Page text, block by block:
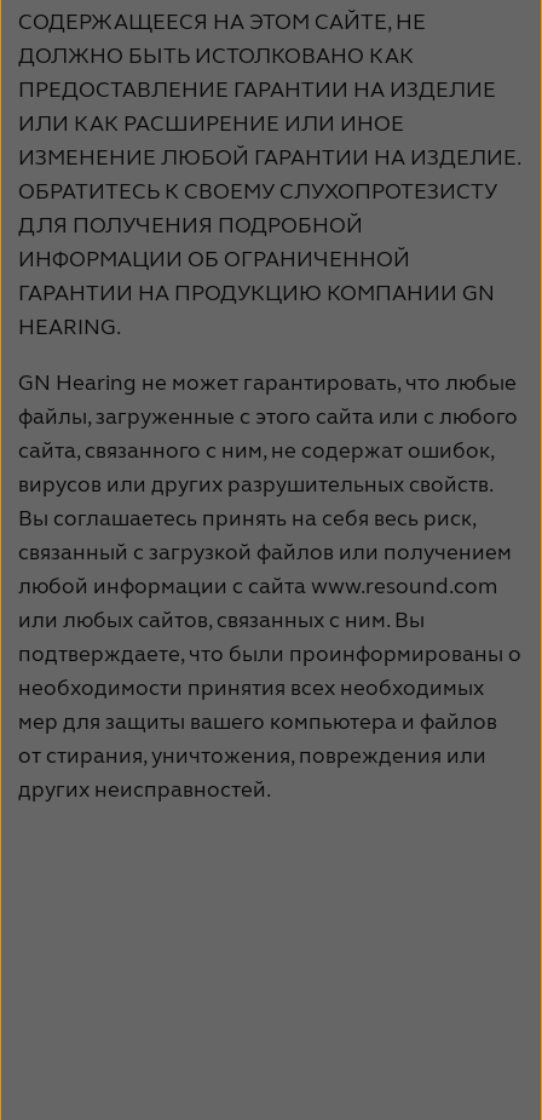
СОДЕРЖАЩЕЕСЯ НА ЭТОМ САЙТЕ, НЕ
ДОЛЖНО БЫТЬ ИСТОЛКОВАНО КАК
ПРЕДОСТАВЛЕНИЕ ГАРАНТИИ НА ИЗДЕЛИЕ
ИЛИ КАК РАСШИРЕНИЕ ИЛИ ИНОЕ
ИЗМЕНЕНИЕ ЛЮБОЙ ГАРАНТИИ НА ИЗДЕЛИЕ.
ОБРАТИТЕСЬ К СВОЕМУ СЛУХОПРОТЕЗИСТУ
ДЛЯ ПОЛУЧЕНИЯ ПОДРОБНОЙ
ИНФОРМАЦИИ ОБ ОГРАНИЧЕННОЙ
ГАРАНТИИ НА ПРОДУКЦИЮ КОМПАНИИ GN
HEARING.
GN Hearing не может гарантировать, что любые
файлы, загруженные с этого сайта или с любого
сайта, связанного с ним, не содержат ошибок,
вирусов или других разрушительных свойств.
Вы соглашаетесь принять на себя весь риск,
связанный с загрузкой файлов или получением
любой информации с сайта www.resound.com
или любых сайтов, связанных с ним. Вы
подтверждаете, что были проинформированы о
необходимости принятия всех необходимых
мер для защиты вашего компьютера и файлов
от стирания, уничтожения, повреждения или
других неисправностей.